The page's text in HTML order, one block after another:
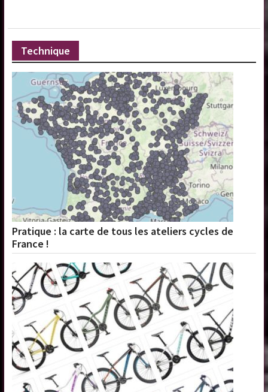
Technique
Pratique : la carte de tous les ateliers cycles de
France !